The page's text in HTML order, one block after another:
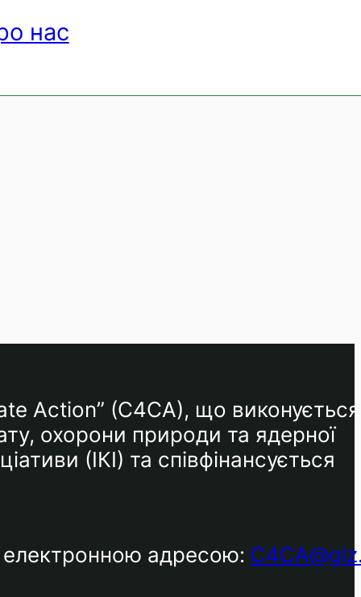
нас
Action” (C4CA), що
охорони природи та ядерної
(ІКІ) та співфінансується
електронною адресою: